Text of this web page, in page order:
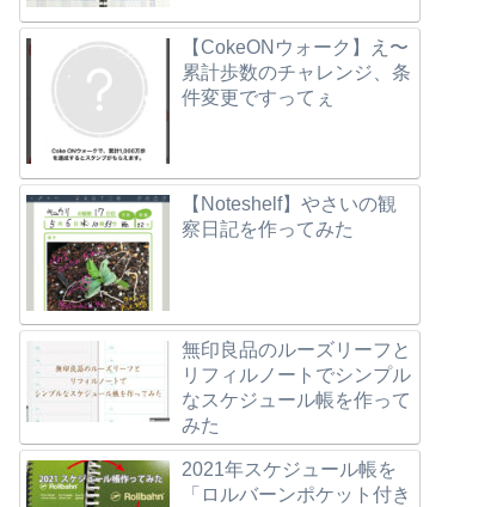
【CokeONウォーク】え〜
累計歩数のチャレンジ、条
件変更ですってぇ
【Noteshelf】やさいの観
察日記を作ってみた
無印良品のルーズリーフと
リフィルノートでシンプル
なスケジュール帳を作って
みた
2021年スケジュール帳を
「ロルバーンポケット付き